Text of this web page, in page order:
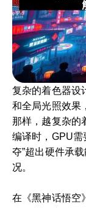
复杂的着色器设
和全局光照效果
那样，越复杂的
编译时，GPU需
夺”超出硬件承
况。
在《黑神话悟空